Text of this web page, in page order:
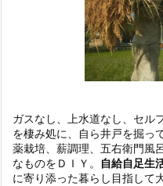
ガスなし、上水道なし、セル
を棲み処に、自ら井戸を掘っ
薬栽培、薪調理、五右衛門風
なものをＤＩＹ。
自給自足生
に寄り添った暮らし目指して